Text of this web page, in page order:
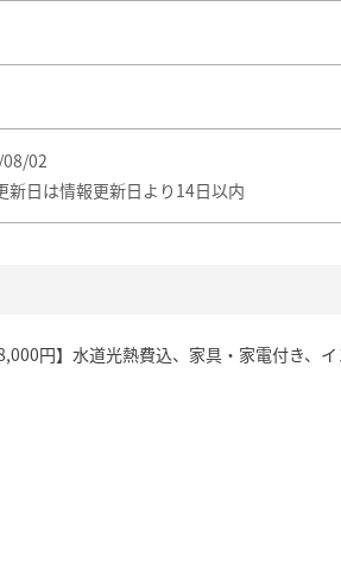
02
新日は情報更新日より14日以内
円】水道光熱費込、家具・家電付き、